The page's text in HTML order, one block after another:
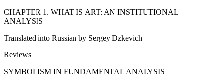
CHAPTER 1. WHAT IS ART: AN INSTITUTIONAL
ANALYSIS
Translated into Russian by Sergey Dzkevich
Reviews
SYMBOLISM IN FUNDAMENTAL ANALYSIS